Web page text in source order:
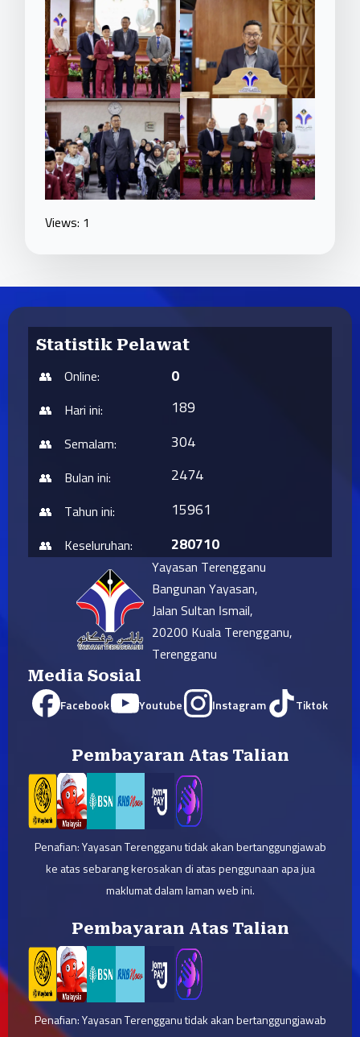
Views: 1
Statistik Pelawat
Online:
Hari ini:
Semalam:
Bulan ini:
Tahun ini:
Keseluruhan:
0
189
304
2474
15961
280710
Yayasan Terengganu
Bangunan Yayasan,
Jalan Sultan Ismail,
20200 Kuala Terengganu,
Terengganu
Media Sosial
Facebook Youtube Instagram Tiktok
Pembayaran Atas Talian
Penafian: Yayasan Terengganu tidak akan bertanggungjawab
ke atas sebarang kerosakan di atas penggunaan apa jua
maklumat dalam laman web ini.
Pembayaran Atas Talian
Penafian: Yayasan Terengganu tidak akan bertanggungjawab